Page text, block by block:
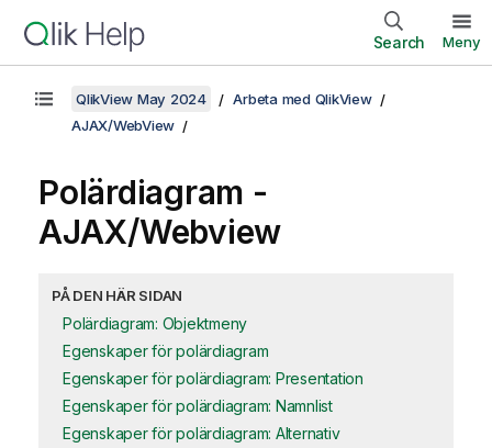
Search Meny
QlikView May 2024
Arbeta med QlikView
AJAX/WebView
Polärdiagram -
AJAX/Webview
PÅ DEN HÄR SIDAN
Polärdiagram: Objektmeny
Egenskaper för polärdiagram
Egenskaper för polärdiagram: Presentation
Egenskaper för polärdiagram: Namnlist
Egenskaper för polärdiagram: Alternativ